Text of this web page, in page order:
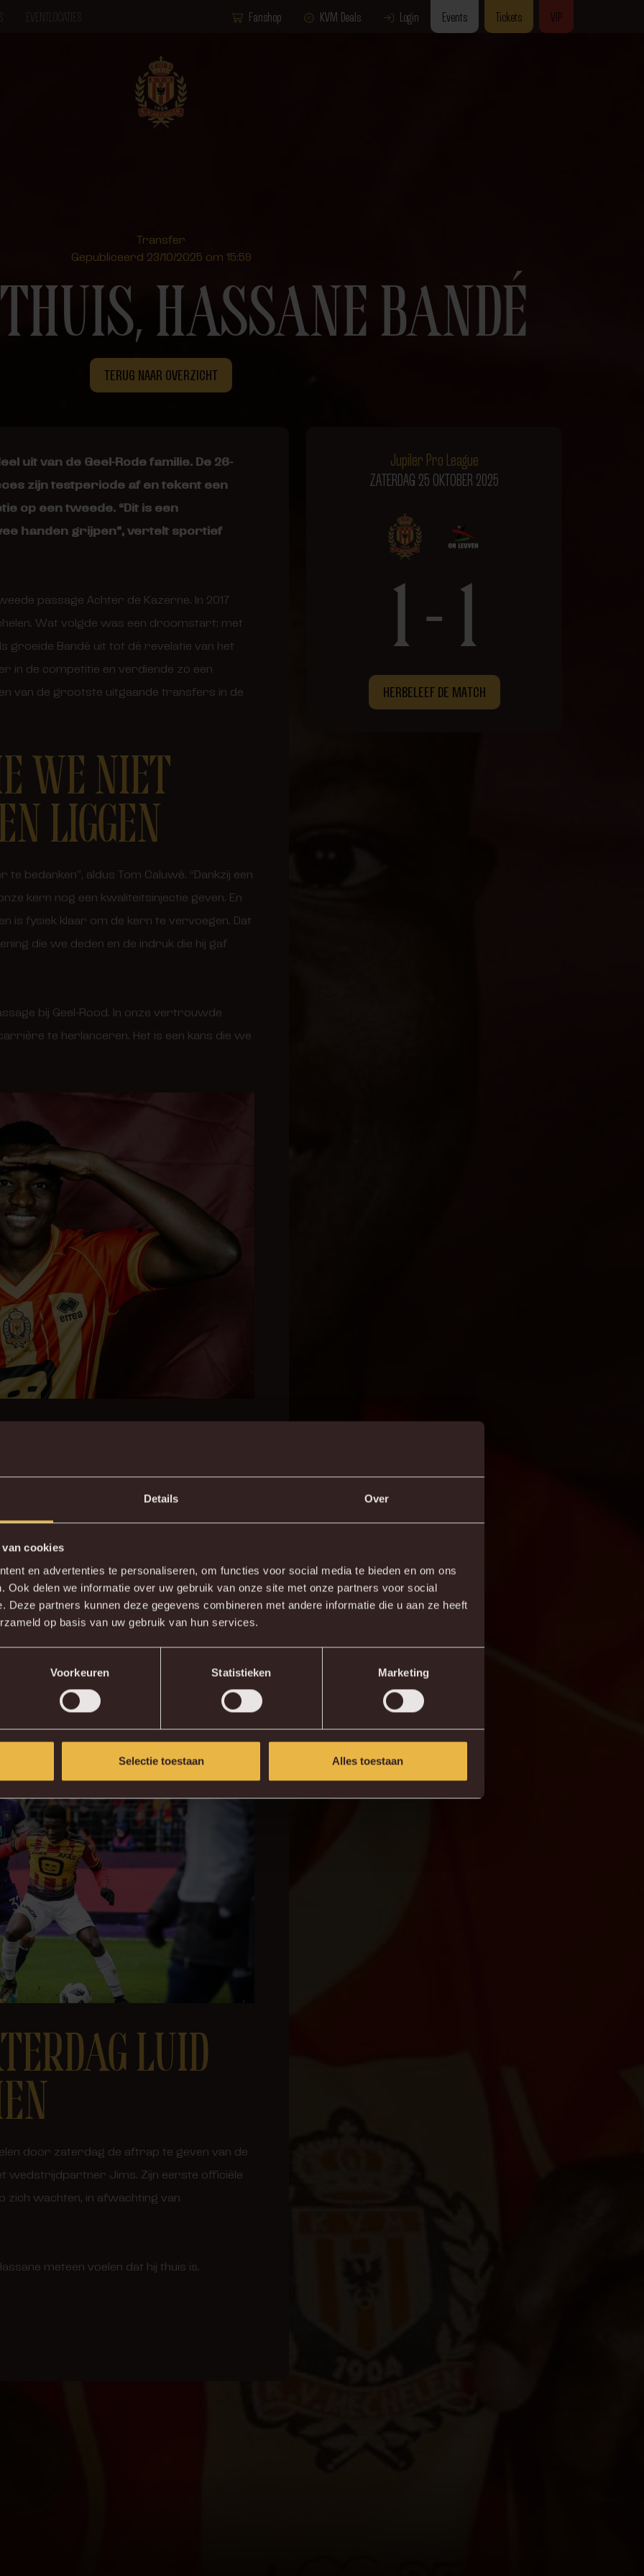
Details Over
van cookies
en advertenties te personaliseren, om functies voor social media te bieden en om ons
Ook delen we informatie over uw gebruik van onze site met onze partners voor social
Deze partners kunnen deze gegevens combineren met andere informatie die u aan ze heeft
op basis van uw gebruik van hun services.
Voorkeuren Statistieken Marketing
Selectie toestaan Alles toestaan
Fanshop KVM Deals Login Events Tickets VIP
Transfer
Gepubliceerd 23/10/2025 om 15:59
HASSANE BANDÉ
TERUG NAAR OVERZICHT
uit van de Geel-Rode familie. De 26-
zijn testperiode af en tekent een
op een tweede. “Dit is een
handen grijpen”, vertelt sportief
passage Achter de Kazerne. In 2017
Wat volgde was een droomstart: met
groeide Bandé uit tot dé revelatie van het
in de competitie en verdiende zo een
van de grootste uitgaande transfers in de
WE NIET
LIGGEN
bedanken”, aldus Tom Caluwé. “Dankzij een
kern nog een kwaliteitsinjectie geven. En
is fysiek klaar om de kern te vervoegen. Dat
die we deden en de indruk die hij gaf
bij Geel-Rood. In onze vertrouwde
te herlanceren. Het is een kans die we
Bandé. “Sinds ik terug in Mechelen ben,
supporters. Ik ben blij dat ik nu het
ik een paar weken geleden weer het
terug aan die mooie herinneringen. Nu is het
waar het voor mij allemaal begon en het
LUID
door zaterdag de aftrap te geven van de
wedstrijdpartner Jims. Zijn eerste officiële
zich wachten, in afwachting van
meteen voelen dat hij thuis is.
Jupiler Pro League
ZATERDAG 25 OKTOBER 2025
1 - 1
HERBELEEF DE MATCH